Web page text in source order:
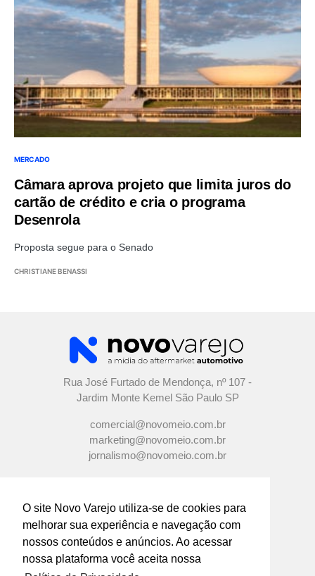
O site Novo Varejo utiliza-se de cookies para
melhorar sua experiência e navegação com
nossos conteúdos e anúncios. Ao acessar
nossa plataforma você aceita nossa
MERCADO
Câmara aprova projeto que limita juros do
cartão de crédito e cria o programa
Desenrola
Proposta segue para o Senado
CHRISTIANE BENASSI
Rua José Furtado de Mendonça, nº 107 -
Jardim Monte Kemel São Paulo SP
comercial@novomeio.com.br
marketing@novomeio.com.br
jornalismo@novomeio.com.br
CONFIRA AS NOSSAS REDES
SOCIAIS